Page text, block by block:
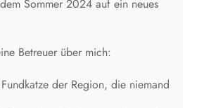
Sommer 2024 auf ein neues
Betreuer über mich:
der Region, die niemand